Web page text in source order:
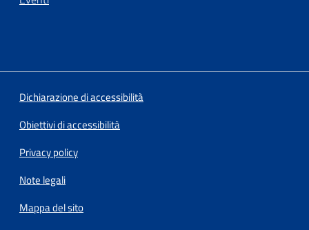
Dichiarazione di accessibilità
Obiettivi di accessibilità
Privacy policy
Note legali
Mappa del sito